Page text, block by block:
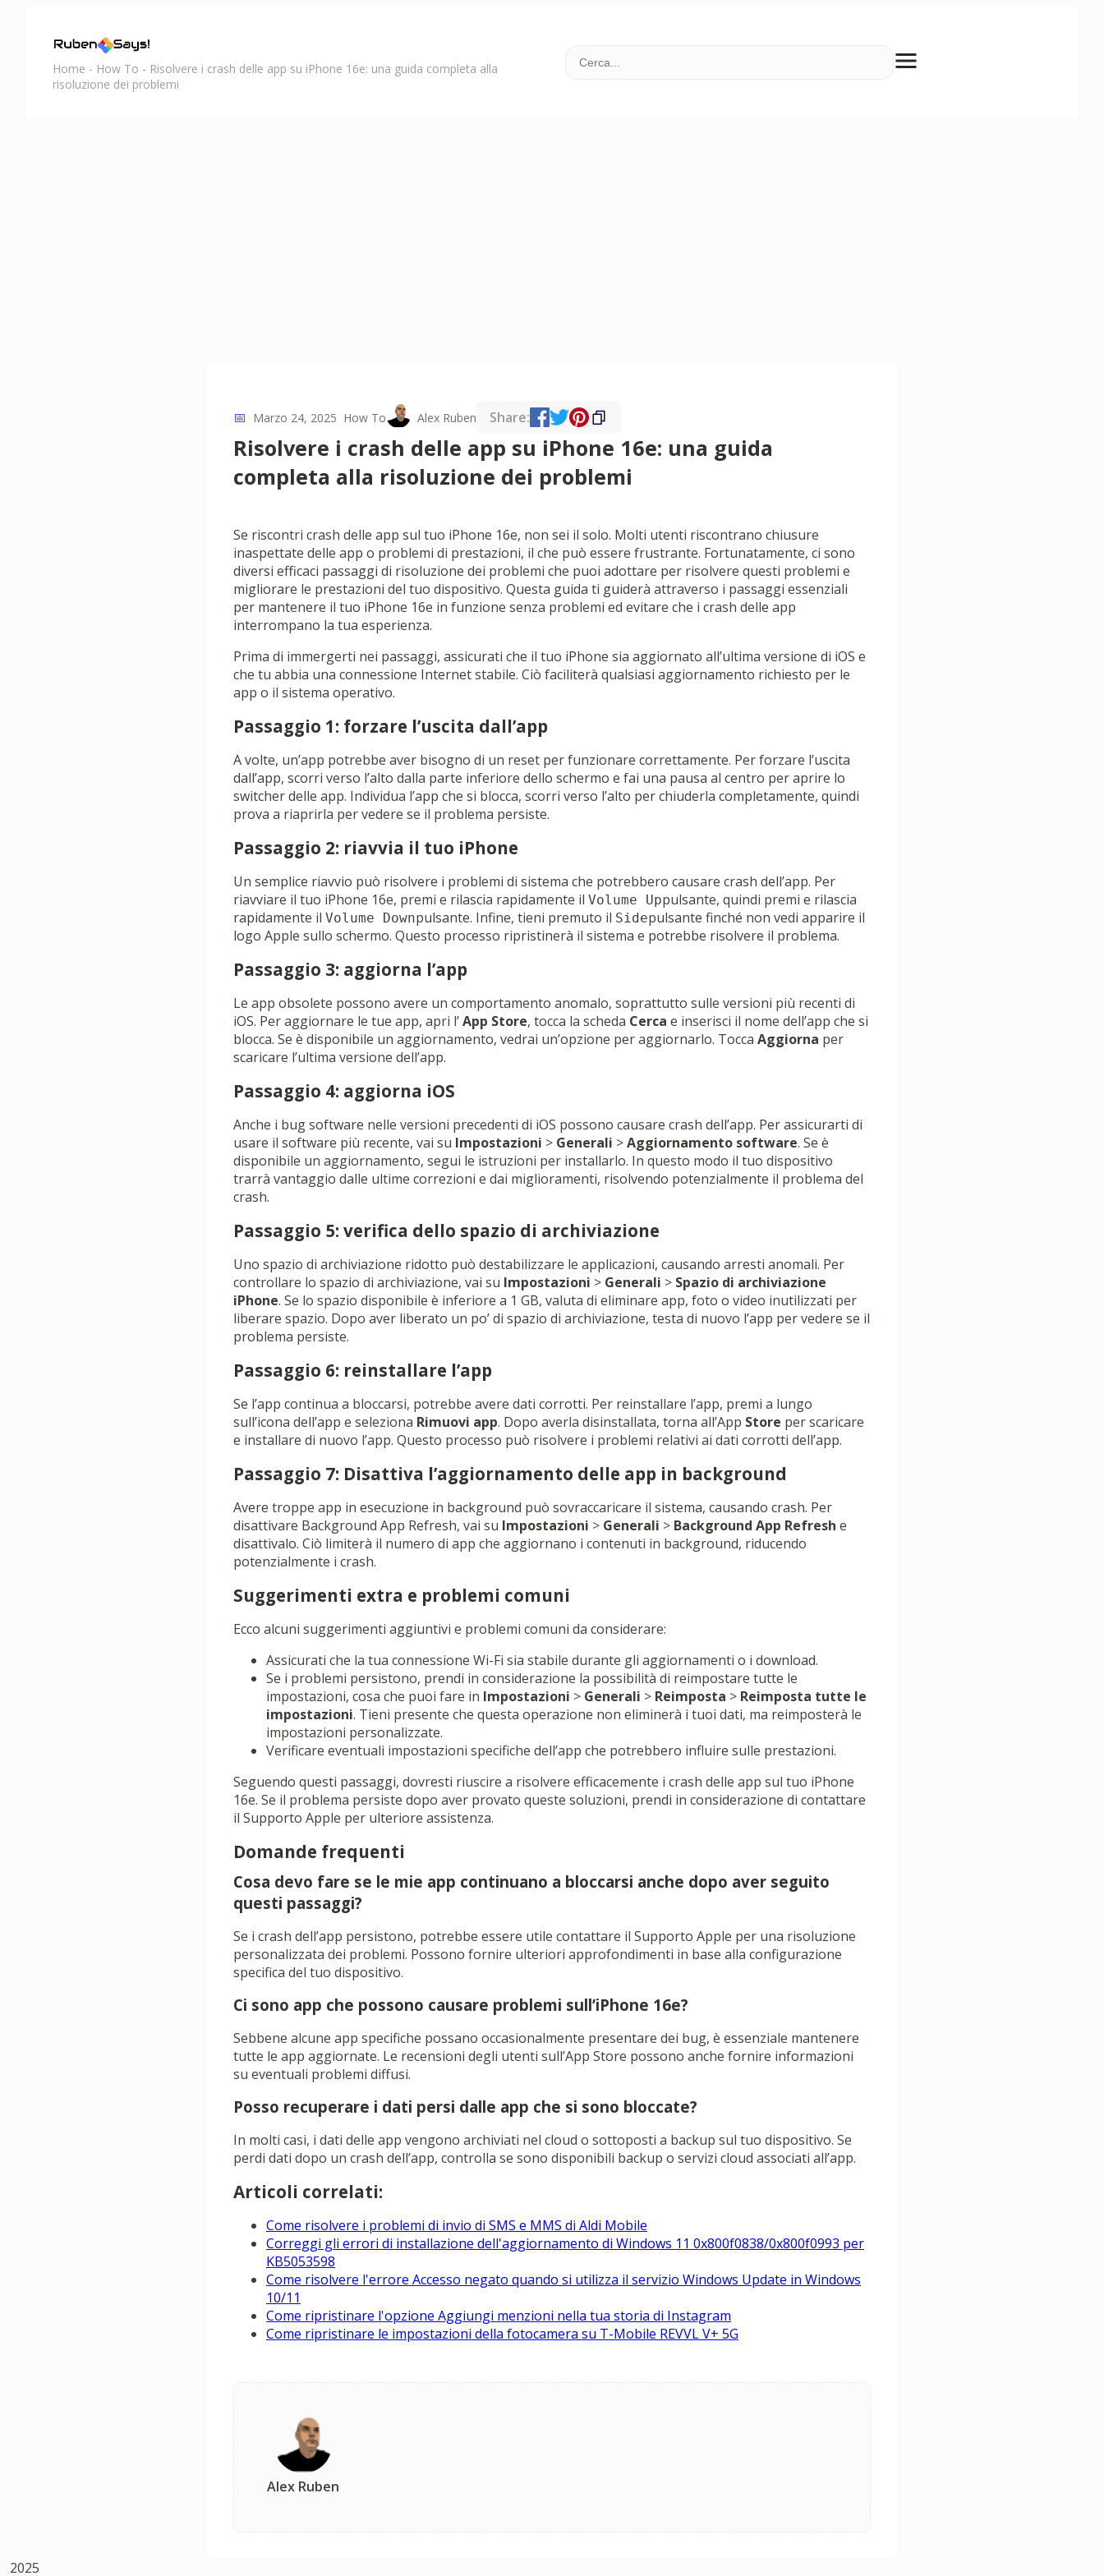
Home - How To - Risolvere i crash delle app su iPhone 16e: una guida completa alla
risoluzione dei problemi
📅 Marzo 24, 2025 How To Alex Ruben Share:
Risolvere i crash delle app su iPhone 16e: una guida
completa alla risoluzione dei problemi
Se riscontri crash delle app sul tuo iPhone 16e, non sei il solo. Molti utenti riscontrano chiusure
inaspettate delle app o problemi di prestazioni, il che può essere frustrante. Fortunatamente, ci sono
diversi efficaci passaggi di risoluzione dei problemi che puoi adottare per risolvere questi problemi e
migliorare le prestazioni del tuo dispositivo. Questa guida ti guiderà attraverso i passaggi essenziali
per mantenere il tuo iPhone 16e in funzione senza problemi ed evitare che i crash delle app
interrompano la tua esperienza.
Prima di immergerti nei passaggi, assicurati che il tuo iPhone sia aggiornato all’ultima versione di iOS e
che tu abbia una connessione Internet stabile. Ciò faciliterà qualsiasi aggiornamento richiesto per le
app o il sistema operativo.
Passaggio 1: forzare l’uscita dall’app
A volte, un’app potrebbe aver bisogno di un reset per funzionare correttamente. Per forzare l’uscita
dall’app, scorri verso l’alto dalla parte inferiore dello schermo e fai una pausa al centro per aprire lo
switcher delle app. Individua l’app che si blocca, scorri verso l’alto per chiuderla completamente, quindi
prova a riaprirla per vedere se il problema persiste.
Passaggio 2: riavvia il tuo iPhone
Un semplice riavvio può risolvere i problemi di sistema che potrebbero causare crash dell’app. Per
riavviare il tuo iPhone 16e, premi e rilascia rapidamente il Volume Uppulsante, quindi premi e rilascia
rapidamente il Volume Downpulsante. Infine, tieni premuto il Sidepulsante finché non vedi apparire il
logo Apple sullo schermo. Questo processo ripristinerà il sistema e potrebbe risolvere il problema.
Passaggio 3: aggiorna l’app
Le app obsolete possono avere un comportamento anomalo, soprattutto sulle versioni più recenti di
iOS. Per aggiornare le tue app, apri l’App Store, tocca la scheda Cerca e inserisci il nome dell’app che si
blocca. Se è disponibile un aggiornamento, vedrai un’opzione per aggiornarlo. Tocca Aggiorna per
scaricare l’ultima versione dell’app.
Passaggio 4: aggiorna iOS
Anche i bug software nelle versioni precedenti di iOS possono causare crash dell’app. Per assicurarti di
usare il software più recente, vai su Impostazioni > Generali >Aggiornamento software. Se è
disponibile un aggiornamento, segui le istruzioni per installarlo. In questo modo il tuo dispositivo
trarrà vantaggio dalle ultime correzioni e dai miglioramenti, risolvendo potenzialmente il problema del
crash.
Passaggio 5: verifica dello spazio di archiviazione
Uno spazio di archiviazione ridotto può destabilizzare le applicazioni, causando arresti anomali. Per
controllare lo spazio di archiviazione, vai su Impostazioni > Generali > Spazio di archiviazione
iPhone. Se lo spazio disponibile è inferiore a 1 GB, valuta di eliminare app, foto o video inutilizzati per
liberare spazio. Dopo aver liberato un po’ di spazio di archiviazione, testa di nuovo l’app per vedere se il
problema persiste.
Passaggio 6: reinstallare l’app
Se l’app continua a bloccarsi, potrebbe avere dati corrotti. Per reinstallare l’app, premi a lungo
sull’icona dell’app e seleziona Rimuovi app. Dopo averla disinstallata, torna all’App Store per scaricare
e installare di nuovo l’app. Questo processo può risolvere i problemi relativi ai dati corrotti dell’app.
Passaggio 7: Disattiva l’aggiornamento delle app in background
Avere troppe app in esecuzione in background può sovraccaricare il sistema, causando crash. Per
disattivare Background App Refresh, vai su Impostazioni > Generali > Background App Refresh e
disattivalo. Ciò limiterà il numero di app che aggiornano i contenuti in background, riducendo
potenzialmente i crash.
Suggerimenti extra e problemi comuni
Ecco alcuni suggerimenti aggiuntivi e problemi comuni da considerare:
Assicurati che la tua connessione Wi-Fi sia stabile durante gli aggiornamenti o i download.
Se i problemi persistono, prendi in considerazione la possibilità di reimpostare tutte le
impostazioni, cosa che puoi fare in Impostazioni > Generali > Reimposta > Reimposta tutte le
impostazioni. Tieni presente che questa operazione non eliminerà i tuoi dati, ma reimposterà le
impostazioni personalizzate.
Verificare eventuali impostazioni specifiche dell’app che potrebbero influire sulle prestazioni.
Seguendo questi passaggi, dovresti riuscire a risolvere efficacemente i crash delle app sul tuo iPhone
16e. Se il problema persiste dopo aver provato queste soluzioni, prendi in considerazione di contattare
il Supporto Apple per ulteriore assistenza.
Domande frequenti
Cosa devo fare se le mie app continuano a bloccarsi anche dopo aver seguito
questi passaggi?
Se i crash dell’app persistono, potrebbe essere utile contattare il Supporto Apple per una risoluzione
personalizzata dei problemi. Possono fornire ulteriori approfondimenti in base alla configurazione
specifica del tuo dispositivo.
Ci sono app che possono causare problemi sull’iPhone 16e?
Sebbene alcune app specifiche possano occasionalmente presentare dei bug, è essenziale mantenere
tutte le app aggiornate. Le recensioni degli utenti sull’App Store possono anche fornire informazioni
su eventuali problemi diffusi.
Posso recuperare i dati persi dalle app che si sono bloccate?
In molti casi, i dati delle app vengono archiviati nel cloud o sottoposti a backup sul tuo dispositivo. Se
perdi dati dopo un crash dell’app, controlla se sono disponibili backup o servizi cloud associati all’app.
Articoli correlati:
Come risolvere i problemi di invio di SMS e MMS di Aldi Mobile
Correggi gli errori di installazione dell'aggiornamento di Windows 11 0x800f0838/0x800f0993 per
KB5053598
Come risolvere l'errore Accesso negato quando si utilizza il servizio Windows Update in Windows
10/11
Come ripristinare l'opzione Aggiungi menzioni nella tua storia di Instagram
Come ripristinare le impostazioni della fotocamera su T-Mobile REVVL V+ 5G
Alex Ruben
2025